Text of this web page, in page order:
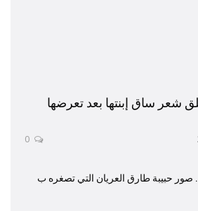
شعر ساق إبنتها بعد تعرضها
صور حبيبة طارق العريان التي تصغره ب